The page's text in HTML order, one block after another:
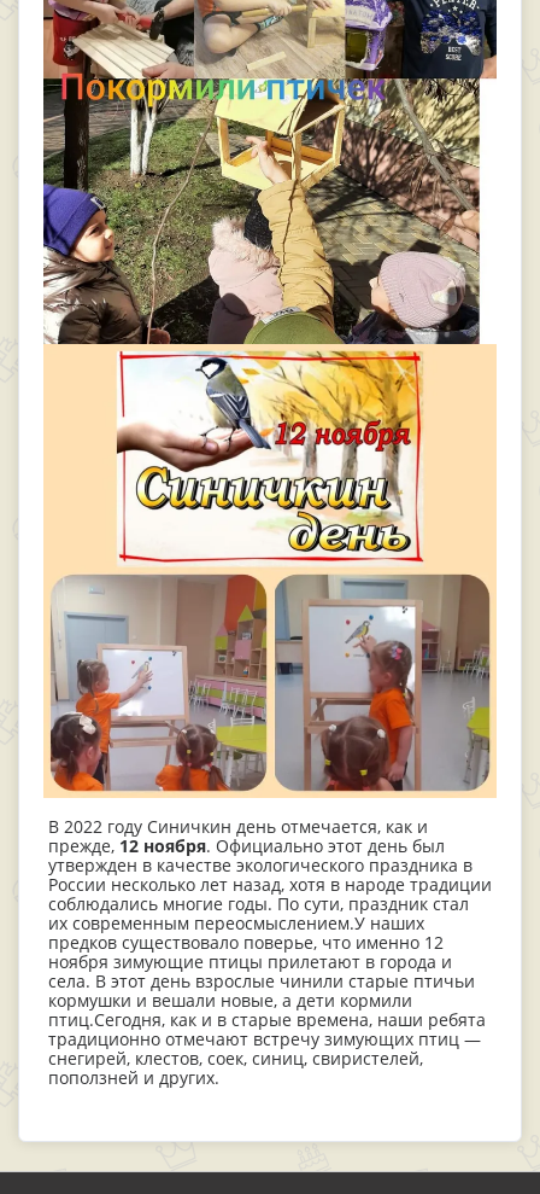
В 2022 году Синичкин день отмечается, как и
прежде, 12 ноября. Официально этот день был
утвержден в качестве экологического праздника в
России несколько лет назад, хотя в народе традиции
соблюдались многие годы. По сути, праздник стал
их современным переосмыслением.У наших
предков существовало поверье, что именно 12
ноября зимующие птицы прилетают в города и
села. В этот день взрослые чинили старые птичьи
кормушки и вешали новые, а дети кормили
птиц.Сегодня, как и в старые времена, наши ребята
традиционно отмечают встречу зимующих птиц —
снегирей, клестов, соек, синиц, свиристелей,
поползней и других.